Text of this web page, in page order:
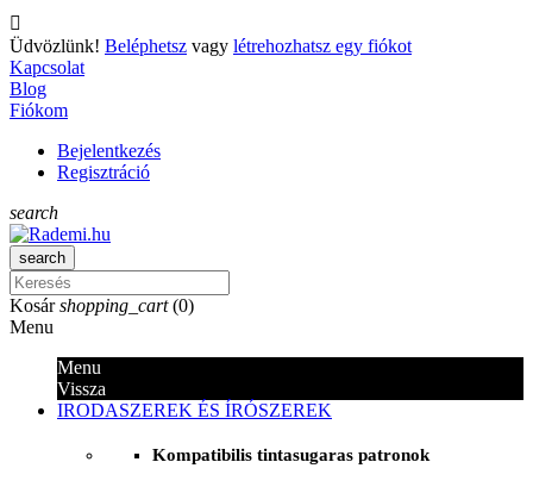

Üdvözlünk! Beléphetsz vagy létrehozhatsz egy fiókot
Kapcsolat
Blog
Fiókom
Bejelentkezés
Regisztráció
search
search
Kosár shopping_cart (0)
Menu
Menu
Vissza
IRODASZEREK ÉS ÍRÓSZEREK
Kompatibilis tintasugaras patronok